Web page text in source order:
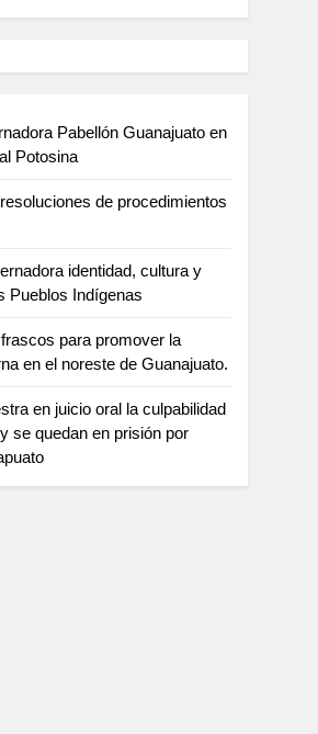
Pabellón Guanajuato en
Potosina
de procedimientos
identidad, cultura y
Pueblos Indígenas
para promover la
en el noreste de Guanajuato.
en juicio oral la culpabilidad
se quedan en prisión por